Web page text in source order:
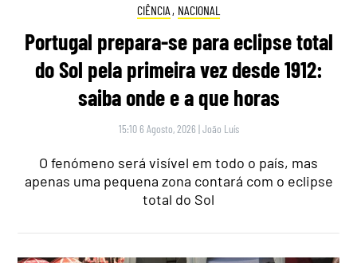
CIÊNCIA , NACIONAL
Portugal prepara-se para eclipse total
do Sol pela primeira vez desde 1912:
saiba onde e a que horas
15:10 6 Agosto, 2026 |João Luís
O fenómeno será visível em todo o país, mas
apenas uma pequena zona contará com o eclipse
total do Sol